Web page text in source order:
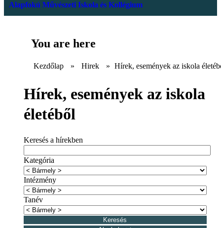
Alapfokú Művészeti Iskola és Kollégium
You are here
Kezdőlap » Hirek » Hírek, események az iskola
Hírek, események az iskola
életéből
Keresés a hírekben
Kategória
Intézmény
Tanév